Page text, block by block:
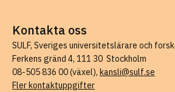
Kontakta oss
SULF, Sveriges universitetslärare och
Ferkens gränd 4, 111 30 Stockholm
08-505 836 00 (växel), kansli@sulf.se
Fler kontaktuppgifter